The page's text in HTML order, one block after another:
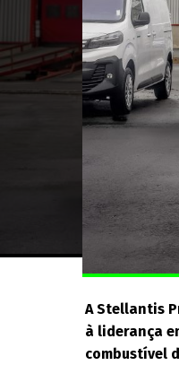
A Stellantis
à liderança
combustível